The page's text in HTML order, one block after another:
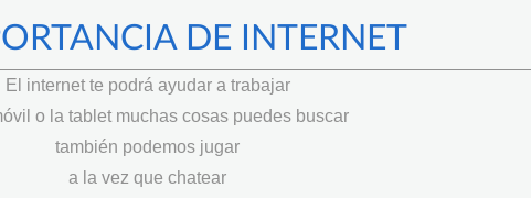
DE INTERNET
El internet te podrá ayudar a trabajar
o la tablet muchas cosas puedes buscar
también podemos jugar
a la vez que chatear